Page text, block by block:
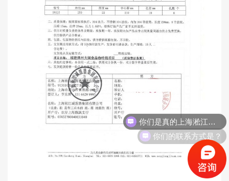
你们的联系方式是？